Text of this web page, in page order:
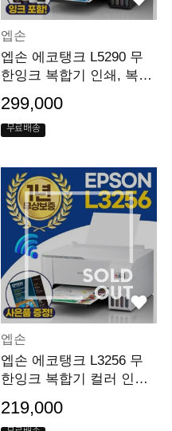
엡손
엡손 에코탱크 L5290 무
한잉크 복합기 인쇄, 복사,
스캔, 팩스
299,000
무료배송
엡손
엡손 에코탱크 L3256 무
한잉크 복합기 컬러 인쇄,
219,000